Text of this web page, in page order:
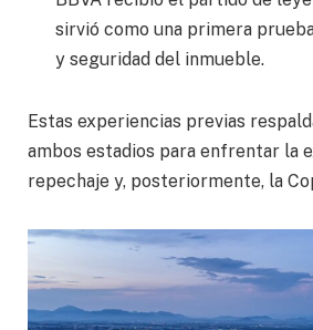
sirvió como una primera
y seguridad del inmueble.
Estas experiencias previas
ambos estadios para enfrentar la
repechaje y, posteriormente, la